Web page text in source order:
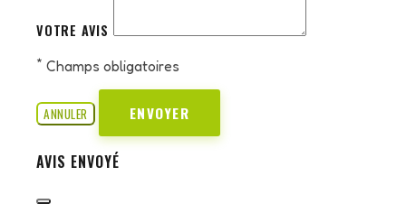
VOTRE AVIS
* Champs obligatoires
ANNULER ENVOYER
AVIS ENVOYÉ